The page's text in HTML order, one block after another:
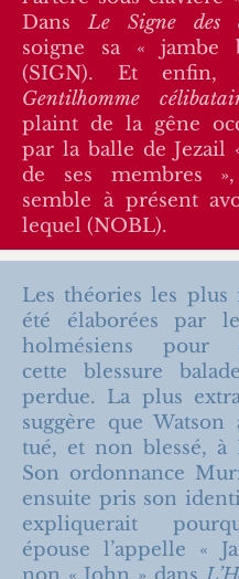
DansLe Signe des
soigne sa « jambe
(SIGN). Et
Gentilhomme
plaint de la gêne
par la balle de Jezail
de ses membres
semble à présent
lequel (NOBL).
Les théories les plus
été élaborées par
holmésiens pour
cette blessure
perdue. La plus
suggère que Watson
tué, et non blessé, à
Son ordonnance
ensuite pris son
expliquerait
épouse l’appelle «